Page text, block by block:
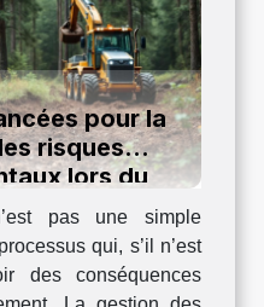
pour la
risques
lors du
pas une simple
qui, s’il n’est
des conséquences